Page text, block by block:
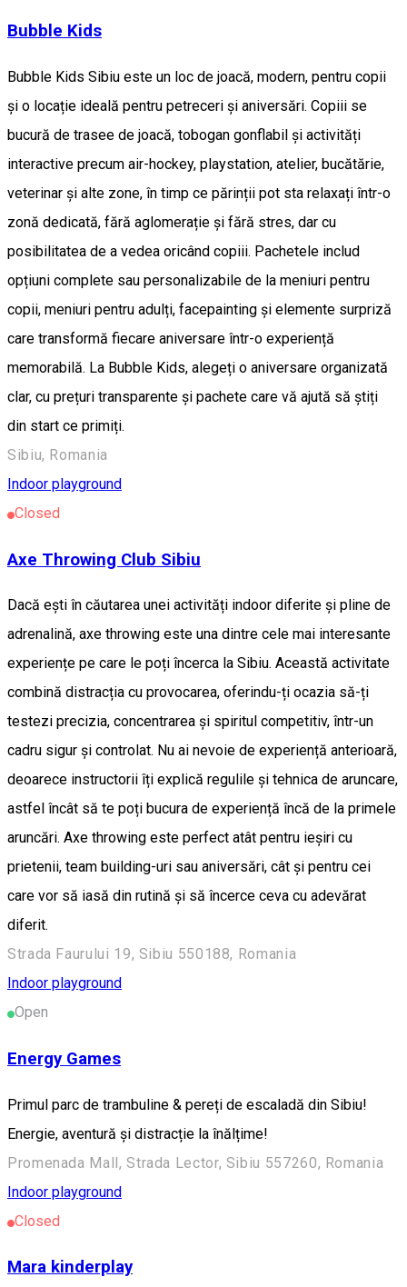
Bubble Kids
Bubble Kids Sibiu este un loc de joacă, modern, pentru copii
și o locație ideală pentru petreceri și aniversări. Copiii se
bucură de trasee de joacă, tobogan gonflabil și activități
interactive precum air-hockey, playstation, atelier, bucătărie,
veterinar și alte zone, în timp ce părinții pot sta relaxați într-o
zonă dedicată, fără aglomerație și fără stres, dar cu
posibilitatea de a vedea oricând copiii. Pachetele includ
opțiuni complete sau personalizabile de la meniuri pentru
copii, meniuri pentru adulți, facepainting și elemente surpriză
care transformă fiecare aniversare într-o experiență
memorabilă. La Bubble Kids, alegeți o aniversare organizată
clar, cu prețuri transparente și pachete care vă ajută să știți
din start ce primiți.
Sibiu, Romania
Indoor playground
Closed
Axe Throwing Club Sibiu
Dacă ești în căutarea unei activități indoor diferite și pline de
adrenalină, axe throwing este una dintre cele mai interesante
experiențe pe care le poți încerca la Sibiu. Această activitate
combină distracția cu provocarea, oferindu-ți ocazia să-ți
testezi precizia, concentrarea și spiritul competitiv, într-un
cadru sigur și controlat. Nu ai nevoie de experiență anterioară,
deoarece instructorii îți explică regulile și tehnica de aruncare,
astfel încât să te poți bucura de experiență încă de la primele
aruncări. Axe throwing este perfect atât pentru ieșiri cu
prietenii, team building-uri sau aniversări, cât și pentru cei
care vor să iasă din rutină și să încerce ceva cu adevărat
diferit.
Strada Faurului 19, Sibiu 550188, Romania
Indoor playground
Open
Energy Games
Primul parc de trambuline & pereți de escaladă din Sibiu!
Energie, aventură și distracție la înălțime!
Promenada Mall, Strada Lector, Sibiu 557260, Romania
Indoor playground
Closed
Mara kinderplay